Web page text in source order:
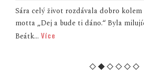
Sára celý život rozdávala dobro
motta „Dej a bude ti dáno.“ Byla
Beátk... Více